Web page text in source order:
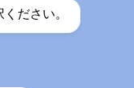
ださい。